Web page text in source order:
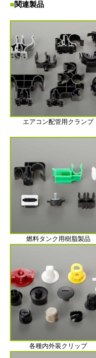
関連製品
エアコン配管用クランプ
燃料タンク用樹脂製品
各種内外装クリップ